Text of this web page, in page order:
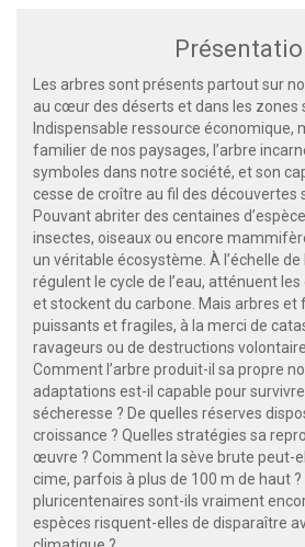
Les arbres sont présents partout sur
au cœur des déserts et dans les zones
Indispensable ressource économique,
familier de nos paysages, l’arbre
symboles dans notre société, et son
cesse de croître au fil des découvertes
Pouvant abriter des centaines
insectes, oiseaux ou encore
un véritable écosystème. À l’échelle
régulent le cycle de l’eau, atténuent
et stockent du carbone. Mais arbres et
puissants et fragiles, à la merci de
ravageurs ou de destructions
Comment l’arbre produit-il sa propre
adaptations est-il capable pour
sécheresse ? De quelles réserves
croissance ? Quelles stratégies sa
œuvre ? Comment la sève brute peut-
cime, parfois à plus de 100 m de haut ?
pluricentenaires sont-ils vraiment
espèces risquent-elles de disparaître